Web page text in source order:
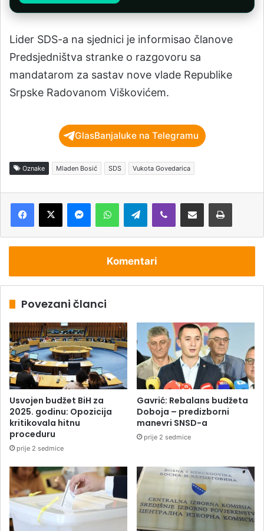
Lider SDS-a na sjednici je informisao članove
Predsjedništva stranke o razgovoru sa
mandatarom za sastav nove vlade Republike
Srpske Radovanom Viškovićem.
GlasBanjaluke na Telegramu
Oznake Mladen Bosić SDS Vukota Govedarica
Telegram
Komentari
Povezani članci
Usvojen budžet BiH za
2025. godinu: Opozicija
kritikovala hitnu
proceduru
prije 2 sedmice
Gavrić: Rebalans budžeta
Doboja – predizborni
manevri SNSD-a
prije 2 sedmice